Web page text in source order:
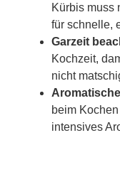
Kürbis muss
für schnelle,
Garzeit
Kochzeit,
nicht
beim
intensives